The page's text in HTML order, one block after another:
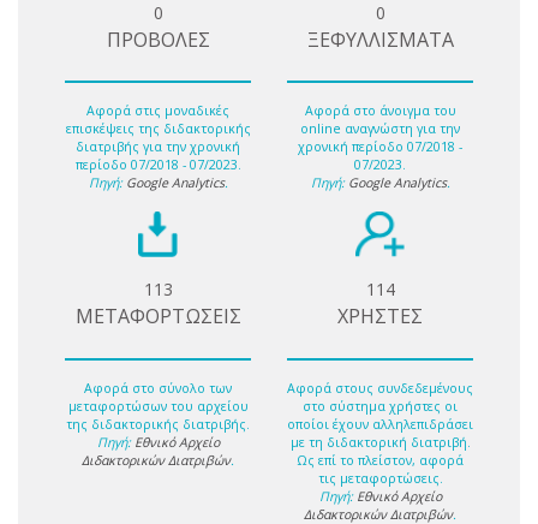
0
ΠΡΟΒΟΛΕΣ
Αφορά στις μοναδικές
επισκέψεις της διδακτορικής
διατριβής για την χρονική
περίοδο 07/2018 - 07/2023.
Πηγή: Google Analytics.
0
ΞΕΦΥΛΛΙΣΜΑΤΑ
Αφορά στο άνοιγμα του
online αναγνώστη για την
χρονική περίοδο 07/2018 -
07/2023.
Πηγή: Google Analytics.
113
ΜΕΤΑΦΟΡΤΩΣΕΙΣ
Αφορά στο σύνολο των
μεταφορτώσων του αρχείου
της διδακτορικής διατριβής.
Πηγή: Εθνικό Αρχείο
Διδακτορικών Διατριβών.
114
ΧΡΗΣΤΕΣ
Αφορά στους συνδεδεμένους
στο σύστημα χρήστες οι
οποίοι έχουν αλληλεπιδράσει
με τη διδακτορική διατριβή.
Ως επί το πλείστον, αφορά
τις μεταφορτώσεις.
Πηγή: Εθνικό Αρχείο
Διδακτορικών Διατριβών.